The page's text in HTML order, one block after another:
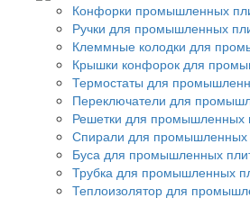
Конфорки промышленных
Ручки для промышленных
Клеммные колодки для
Крышки конфорок для
Термостаты для
Переключатели для
Решетки для промышленных
Спирали для промышленных
Буса для промышленных
Трубка для промышленных
Теплоизолятор для